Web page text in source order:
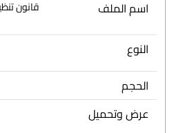
اسم الملف
النوع
الحجم
عرض وتحميل